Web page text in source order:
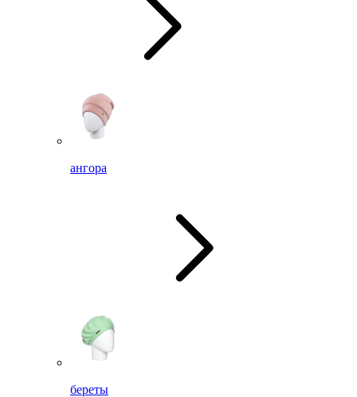
ангора
береты